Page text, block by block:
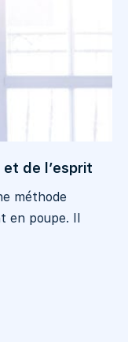
de l’esprit
méthode
en poupe. Il